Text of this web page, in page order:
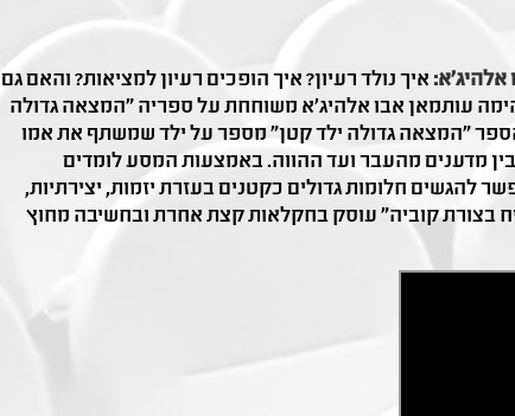
איך נולד רעיון? איך הופכים רעיון למציאות? והאם גם
עותמאן אבו אלהיג׳א משוחחת על ספריה "המצאה גדולה
"המצאה גדולה ילד קטן" מספר על ילד שמשתף את אמו
מדענים מהעבר ועד ההווה. באמצעות המסע לומדים
להגשים חלומות גדולים כקטנים בעזרת יזמות, יצירתיות,
בצורת קוביה" עוסק בחקלאות קצת אחרת ובחשיבה מחוץ